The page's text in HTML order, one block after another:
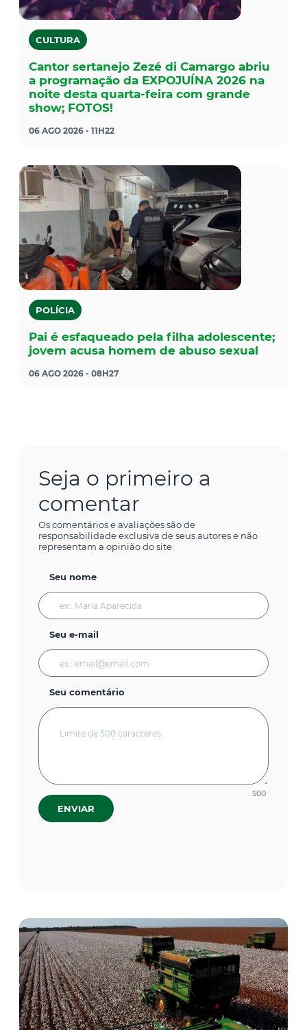
CULTURA
Cantor sertanejo Zezé di Camargo abriu
a programação da EXPOJUÍNA 2026 na
noite desta quarta-feira com grande
show; FOTOS!
06 AGO 2026 - 11H22
POLÍCIA
Pai é esfaqueado pela filha adolescente;
jovem acusa homem de abuso sexual
06 AGO 2026 - 08H27
Seja o primeiro a
comentar
Os comentários e avaliações são de
responsabilidade exclusiva de seus autores e não
representam a opinião do site.
Seu nome
Seu e-mail
Seu comentário
500
ENVIAR